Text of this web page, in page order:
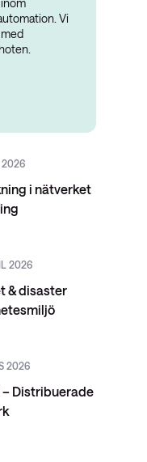
Vi
2026
i nätverket
2026
& disaster
2026
– Distribuerade